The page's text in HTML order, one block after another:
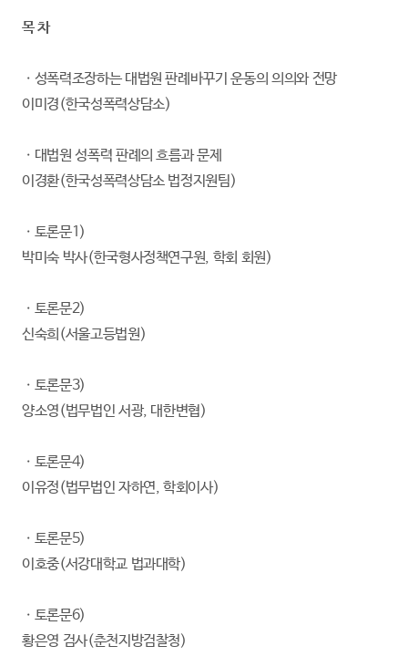
목 차
ㆍ성폭력조장하는 대법원 판례바꾸기 운동의 의의와 전망
이미경(한국성폭력상담소)
ㆍ대법원 성폭력 판례의 흐름과 문제
이경환(한국성폭력상담소 법정지원팀)
ㆍ토론문1)
박미숙 박사(한국형사정책연구원, 학회 회원)
ㆍ토론문2)
신숙희(서울고등법원)
ㆍ토론문3)
양소영(법무법인 서광, 대한변협)
ㆍ토론문4)
이유정(법무법인 자하연, 학회이사)
ㆍ토론문5)
이호중(서강대학교 법과대학)
ㆍ토론문6)
황은영 검사(춘천지방검찰청)